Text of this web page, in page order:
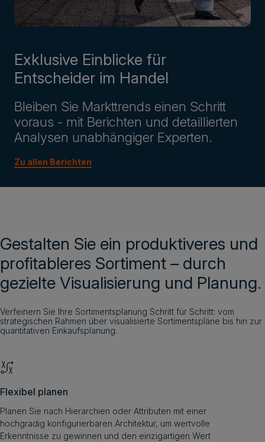
Exklusive Einblicke für
Entscheider im Handel
Bleiben Sie Markttrends einen Schritt
voraus - mit Berichten und detaillierten
Analysen unabhängiger Experten.
Zu allen Berichten
Gestalten Sie ein produktiveres und
profitableres Sortiment – durch
gezielte Visualisierung und Planung.
Verfeinern Sie Ihre Sortimentsplanung Schritt für Schritt: vom
strategischen Rahmen über visualisierte Sortimentspläne bis hin zur
quantitativen Einkaufsplanung.
Flexibel planen
Planen Sie nach Hierarchien oder Attributen mit einer
hochgradig konfigurierbaren Architektur, um wertvolle
Erkenntnisse zu gewinnen und den einzigartigen Wert